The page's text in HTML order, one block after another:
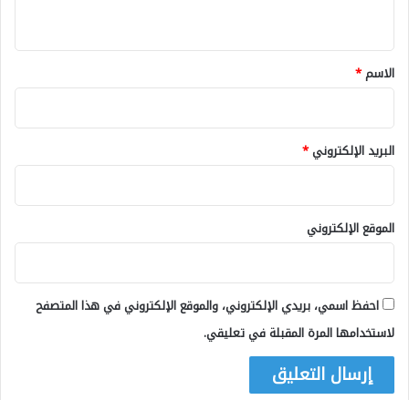
*
الاسم*
البريد الإلكتروني*
الموقع الإلكتروني
احفظ اسمي، بريدي الإلكتروني، والموقع الإلكتروني في هذا المتصفح
لاستخدامها المرة المقبلة في تعليقي.